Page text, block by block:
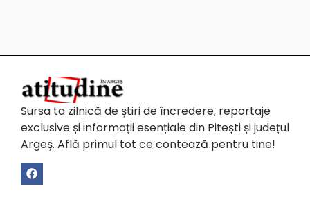
Sursa ta zilnică de știri de încredere, reportaje
exclusive și informații esențiale din Pitești și județul
Argeș. Află primul tot ce contează pentru tine!